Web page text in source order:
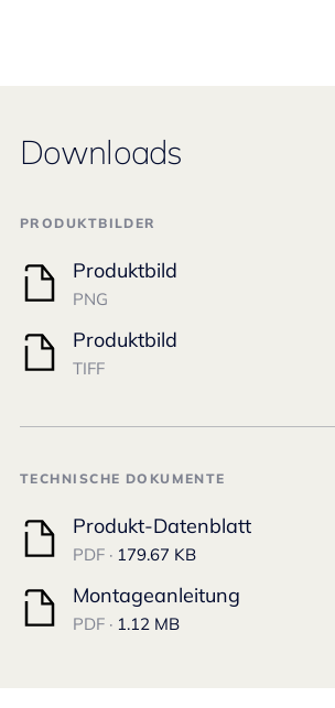
Downloads
PRODUKTBILDER
Produktbild
PNG
Produktbild
TIFF
TECHNISCHE DOKUMENTE
Produkt-Datenblatt
PDF · 179.67 KB
Montageanleitung
PDF · 1.12 MB